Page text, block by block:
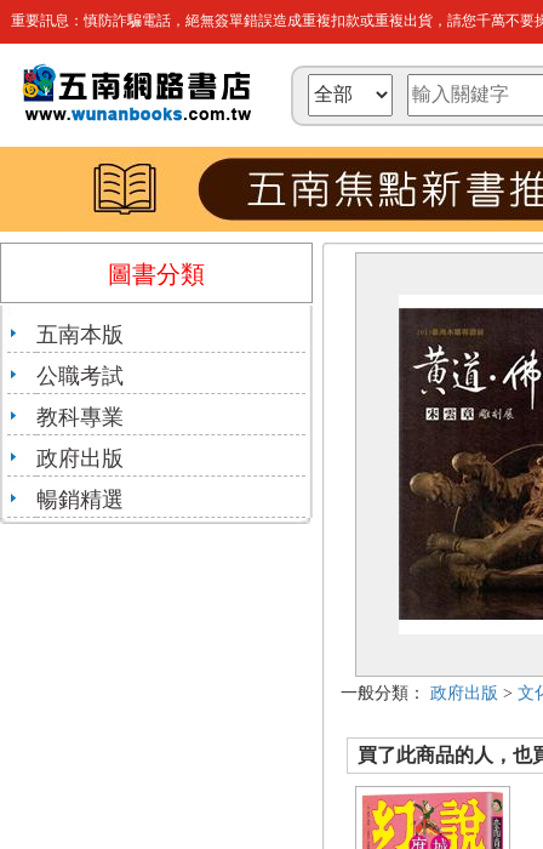
重要訊息：慎防詐騙電話，絕無簽單錯誤造成重複扣款或重複出貨，請您千萬不要
圖書分類
五南本版
公職考試
教科專業
政府出版
暢銷精選
一般分類： 政府出版 > 文
買了此商品的人，也